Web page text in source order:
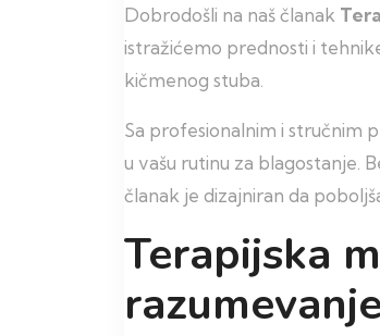
Dobrodošli na naš članak
istražićemo prednosti i
kičmenog stuba.
Sa profesionalnim i stručnim
u vašu rutinu za blagostanje.
članak je dizajniran da
Terapijska